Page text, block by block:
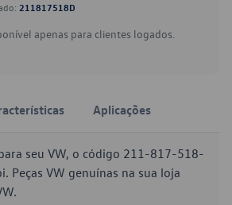
211817518D
apenas para clientes logados.
Aplicações
seu VW, o código 211-817-518-
Peças VW genuínas na sua loja